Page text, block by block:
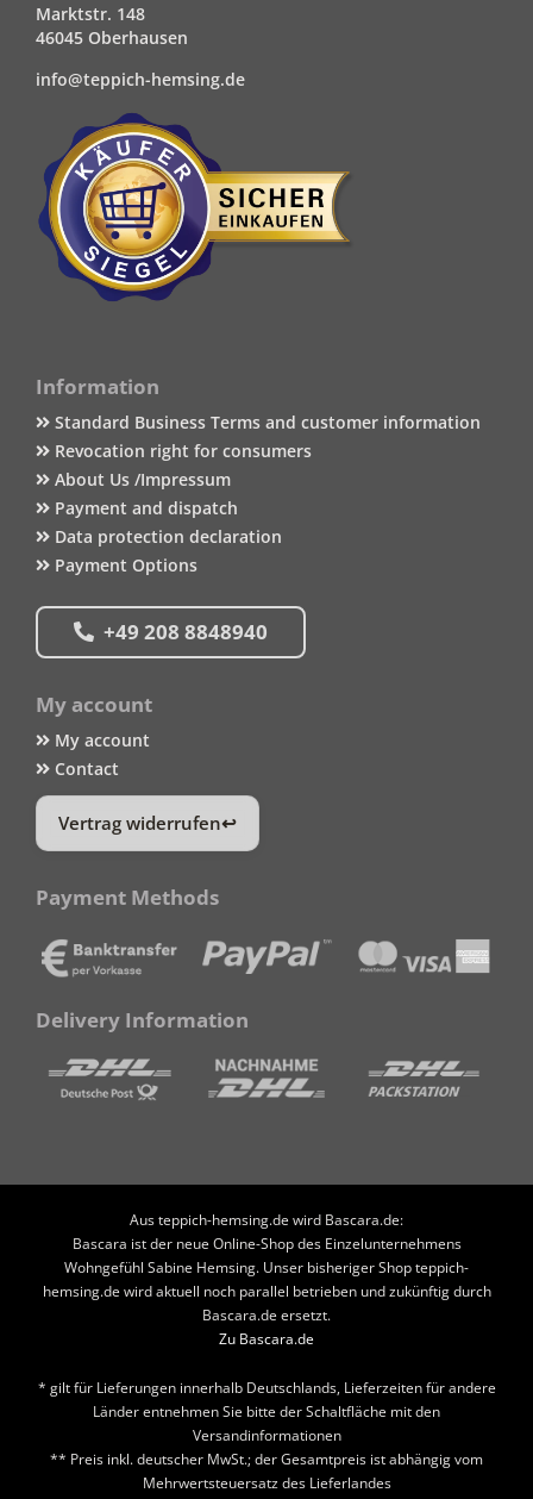
Marktstr. 148
46045 Oberhausen
info@teppich-hemsing.de
Information
Standard Business Terms and customer information
Revocation right for consumers
About Us /Impressum
Payment and dispatch
Data protection declaration
Payment Options
+49 208 8848940
My account
My account
Contact
Vertrag widerrufen
Payment Methods
Delivery Information
Aus teppich-hemsing.de wird Bascara.de:
Bascara ist der neue Online-Shop des Einzelunternehmens
Wohngefühl Sabine Hemsing. Unser bisheriger Shop teppich-
hemsing.de wird aktuell noch parallel betrieben und zukünftig durch
Bascara.de ersetzt.
Zu Bascara.de
* gilt für Lieferungen innerhalb Deutschlands, Lieferzeiten für andere
Länder entnehmen Sie bitte der Schaltfläche mit den
Versandinformationen
** Preis inkl. deutscher MwSt.; der Gesamtpreis ist abhängig vom
Mehrwertsteuersatz des Lieferlandes